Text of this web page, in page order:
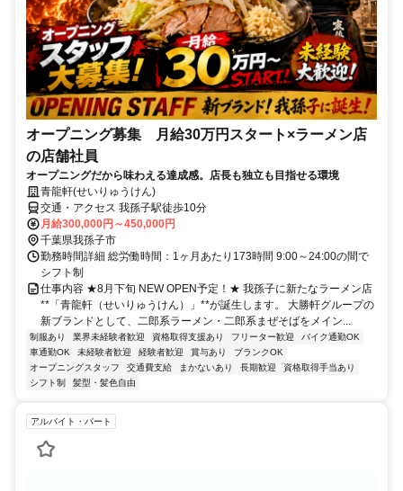
オープニング募集 月給30万円スタート×ラーメン店
の店舗社員
オープニングだから味わえる達成感。店長も独立も目指せる環境
青龍軒(せいりゅうけん)
交通・アクセス 我孫子駅徒歩10分
月給300,000円～450,000円
千葉県我孫子市
勤務時間詳細 総労働時間：1ヶ月あたり173時間 9:00～24:00の間で
シフト制
仕事内容 ★8月下旬 NEW OPEN予定！★ 我孫子に新たなラーメン店
**「青龍軒（せいりゅうけん）」**が誕生します。 大勝軒グループの
新ブランドとして、二郎系ラーメン・二郎系まぜそばをメイン...
制服あり 業界未経験者歓迎 資格取得支援あり フリーター歓迎
バイク通勤OK
車通勤OK
未経験者歓迎 経験者歓迎 賞与あり
ブランクOK
オープニングスタッフ
交通費支給 まかないあり 長期歓迎
資格取得手当あり
シフト制
髪型・髪色自由
アルバイト・パート